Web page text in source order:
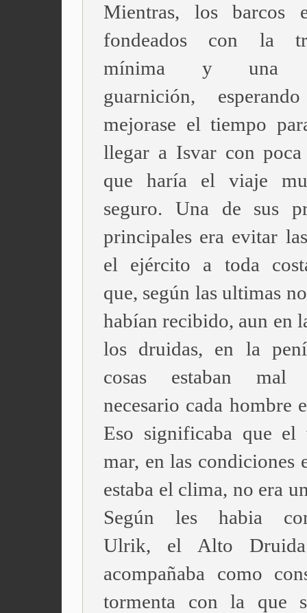
Mientras, los barcos
fondeados con la
mínima y una
guarnición,
mejorase el tiempo
llegar a Isvar con
que haría el viaje
seguro. Una de sus
principales era evitar
el ejército a toda
que, según las ultimas
habían recibido, aun en
los druidas, en la
cosas estaban
necesario cada hombre
Eso significaba que el
mar, en las condiciones
estaba el clima, no era
Según les habia
Ulrik, el Alto
acompañaba como
tormenta con la que